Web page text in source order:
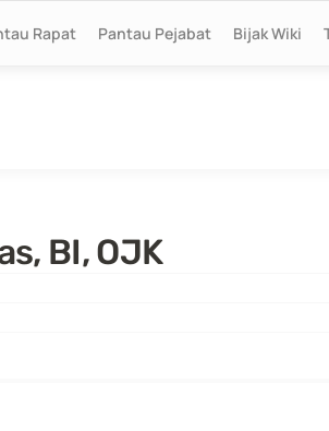
BI, OJK
Rapat Pantau Pejabat Bijak Wiki